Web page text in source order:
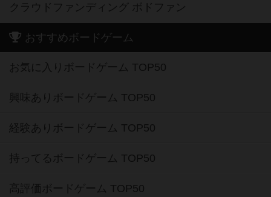
クラウドファンディング ボドファン
おすすめボードゲーム
お気に入りボードゲーム TOP50
興味ありボードゲーム TOP50
経験ありボードゲーム TOP50
持ってるボードゲーム TOP50
高評価ボードゲーム TOP50